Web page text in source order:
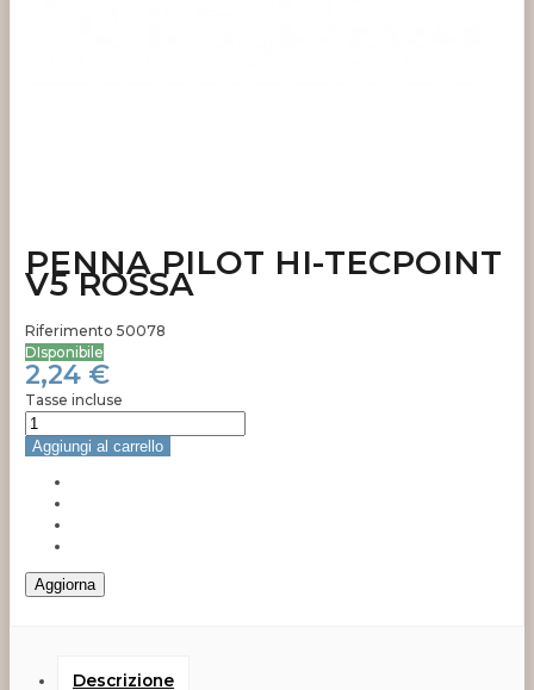
PENNA PILOT HI-TECPOINT
V5 ROSSA
Riferimento 50078
DIsponibile
2,24 €
Tasse incluse
Aggiungi al carrello
Descrizione